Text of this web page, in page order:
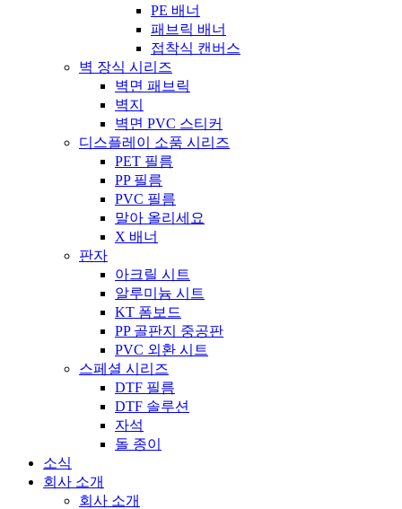
PE 배너
패브릭 배너
접착식 캔버스
벽 장식 시리즈
벽면 패브릭
벽지
벽면 PVC 스티커
디스플레이 소품 시리즈
PET 필름
PP 필름
PVC 필름
말아 올리세요
X 배너
판자
아크릴 시트
알루미늄 시트
KT 폼보드
PP 골판지 중공판
PVC 외환 시트
스페셜 시리즈
DTF 필름
DTF 솔루션
자석
돌 종이
소식
회사 소개
회사 소개